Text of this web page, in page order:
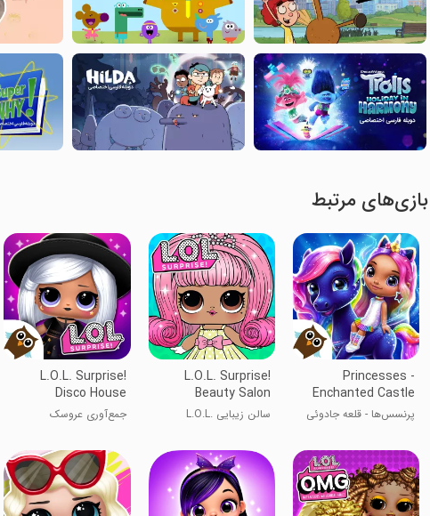
بازی‌های مرتبط
Princesses -
Enchanted Castle
پرنسس‌ها - قلعه جادوئی
L.O.L. Surprise!
Beauty Salon
سالن زیبایی L.O.L.
L.O.L. Surprise!
Disco House
جمع‌آوری عروسک